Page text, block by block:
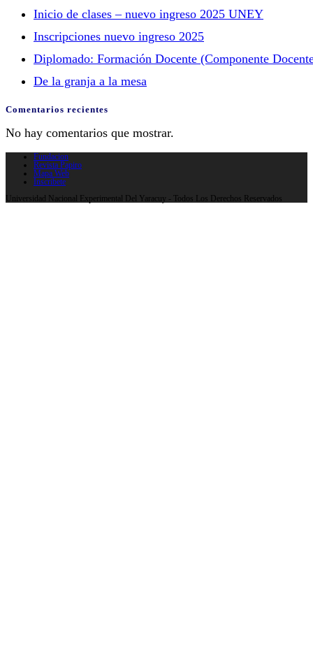
Inicio de clases – nuevo ingreso 2025 UNEY
Inscripciones nuevo ingreso 2025
Diplomado: Formación Docente (Componente
De la granja a la mesa
Comentarios recientes
No hay comentarios que mostrar.
Fundacion
Revista Papiro
Mapa Web
Inscribete
Universidad Nacional Experimental Del Yaracuy - Todos Los Derechos Reservados